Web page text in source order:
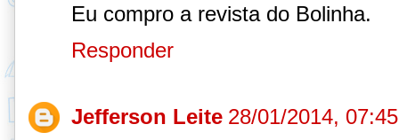
Eu compro a revista do Bolinha.
Responder
Jefferson Leite 28/01/2014, 07:45